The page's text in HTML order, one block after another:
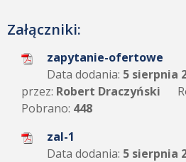
Załączniki:
zapytanie-ofertowe
Data dodania: 5 sierpnia
przez: Robert Draczyński
Pobrano: 448
zal-1
Data dodania: 5 sierpnia